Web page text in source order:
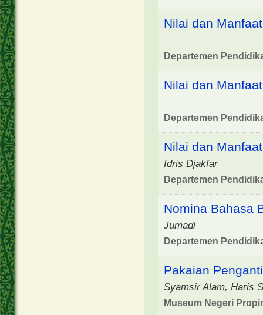
Nilai dan
Departemen
Nilai dan
Departemen
Nilai dan
Idris Djakfar
Departemen
Nomina Bahasa
Jumadi
Departemen
Pakaian
Syamsir Alam, Haris
Museum Negeri